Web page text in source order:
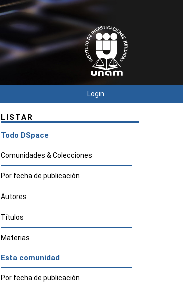
Login
LISTAR
Todo DSpace
Comunidades & Colecciones
Por fecha de publicación
Autores
Títulos
Materias
Esta comunidad
Por fecha de publicación